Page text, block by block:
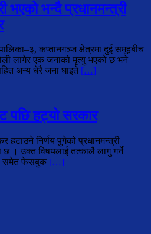
भएको भन्दै प्रधानमन्त्री
कप्तानगञ्ज क्षेत्रमा दुई समूहबीच
लागेर एक जनाको मृत्यु भएको छ भने
अन्य धेरै जना घाइते […]
पछि हट्यो सरकार
हटाउने निर्णय पुगेको प्रधानमन्त्री
छ । उक्त विषयलाई तत्कालै लागु गर्ने
समेत फेसबुक […]